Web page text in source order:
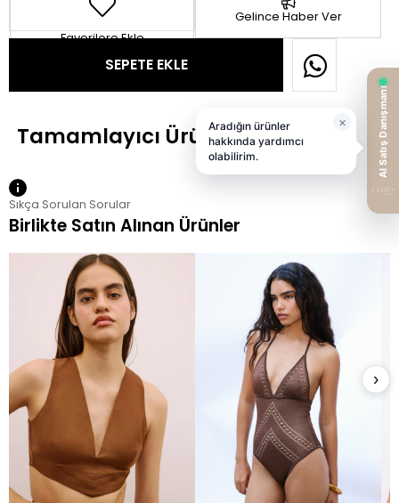
Favorilere Ekle
Gelince Haber Ver
Sıkça Sorulan Sorular
Birlikte Satın Alınan Ürünler
›